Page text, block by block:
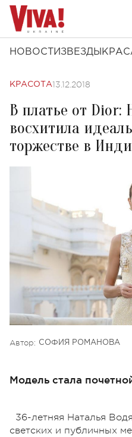
НОВОСТИ ЗВЕЗДЫ
КРАСОТА13.12.2018
В платье от Diоr:
восхитила
торжестве в
Автор: СОФИЯ РОМАНОВА
Модель стала
36-летняя Наталья
светских и публичных